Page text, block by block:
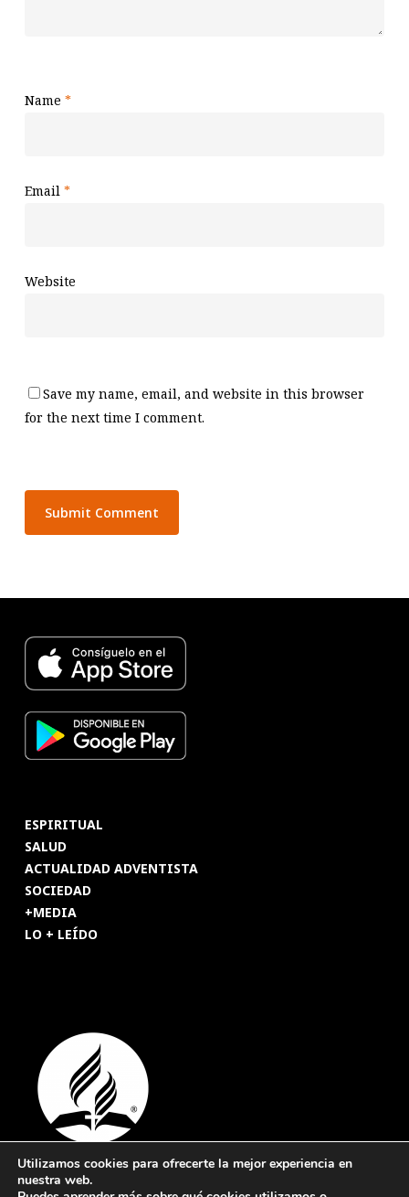
Name *
Email *
Website
Save my name, email, and website in this browser
for the next time I comment.
ESPIRITUAL
SALUD
ACTUALIDAD ADVENTISTA
SOCIEDAD
+MEDIA
LO + LEÍDO
© 2026 Revista Adventista de España. UICASDE. Derechos
Utilizamos cookies para ofrecerte la mejor experiencia en
nuestra web.